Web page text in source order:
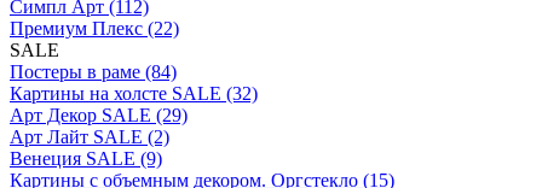
Симпл Арт (112)
Премиум Плекс (22)
SALE
Постеры в раме (84)
Картины на холсте SALE (32)
Арт Декор SALE (29)
Арт Лайт SALE (2)
Венеция SALE (9)
Картины с объемным декором. Оргстекло (15)